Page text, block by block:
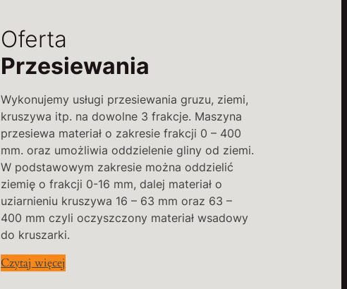
Oferta
Przesiewania
Wykonujemy usługi przesiewania gruzu, ziemi,
kruszywa itp. na dowolne 3 frakcje. Maszyna
przesiewa materiał o zakresie frakcji 0 – 400
mm. oraz umożliwia oddzielenie gliny od ziemi.
W podstawowym zakresie można oddzielić
ziemię o frakcji 0-16 mm, dalej materiał o
uziarnieniu kruszywa 16 – 63 mm oraz 63 –
400 mm czyli oczyszczony materiał wsadowy
do kruszarki.
Czytaj więcej